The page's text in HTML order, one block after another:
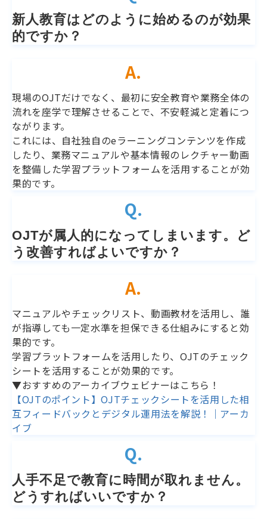
新人教育はどのように始めるのが効果
的ですか？
A.
現場のOJTだけでなく、最初に安全教育や業務全体の
流れを座学で理解させることで、不安軽減と定着につ
ながります。
これには、自社独自のeラーニングコンテンツを作成
したり、業務マニュアルや基本情報のレクチャー動画
を整備した学習プラットフォームを活用することが効
果的です。
Q.
OJTが属人的になってしまいます。ど
う改善すればよいですか？
A.
マニュアルやチェックリスト、動画教材を活用し、誰
が指導しても一定水準を担保できる仕組みにすると効
果的です。
学習プラットフォームを活用したり、OJTのチェック
シートを活用することが効果的です。
▼おすすめのアーカイブウェビナーはこちら！
【OJTのポイント】OJTチェックシートを活用した相
互フィードバックとデジタル運用法を解説！｜アーカ
イブ
Q.
人手不足で教育に時間が取れません。
どうすればいいですか？